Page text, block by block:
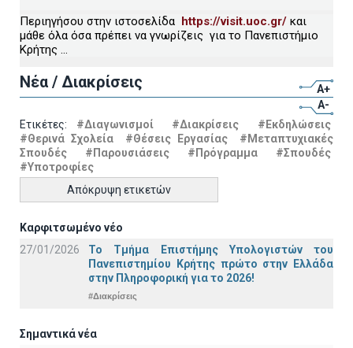
Περιηγήσου στην ιστοσελίδα https://visit.uoc.gr/ και
μάθε όλα όσα πρέπει να γνωρίζεις για το Πανεπιστήμιο
Κρήτης ...
Νέα / Διακρίσεις
A+
A-
Ετικέτες: #Διαγωνισμοί #Διακρίσεις
#Εκδηλώσεις
#Θερινά Σχολεία
#Θέσεις Εργασίας
#Μεταπτυχιακές
Σπουδές
#Παρουσιάσεις #Πρόγραμμα
#Σπουδές
#Υποτροφίες
Απόκρυψη ετικετών
Καρφιτσωμένο νέο
27/01/2026
Το Τμήμα Επιστήμης Υπολογιστών του
Πανεπιστημίου Κρήτης πρώτο στην Ελλάδα
στην Πληροφορική για το 2026!
#Διακρίσεις
Σημαντικά νέα